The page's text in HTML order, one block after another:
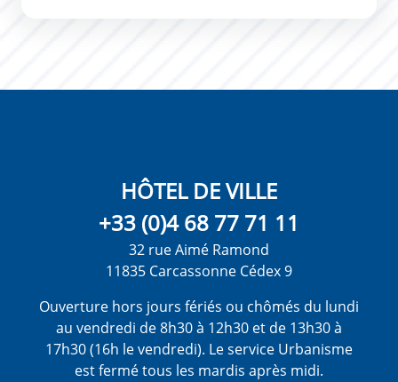
HÔTEL DE VILLE
+33 (0)4 68 77 71 11
32 rue Aimé Ramond
11835 Carcassonne Cédex 9
Ouverture hors jours fériés ou chômés du lundi
au vendredi de 8h30 à 12h30 et de 13h30 à
17h30 (16h le vendredi). Le service Urbanisme
est fermé tous les mardis après midi.